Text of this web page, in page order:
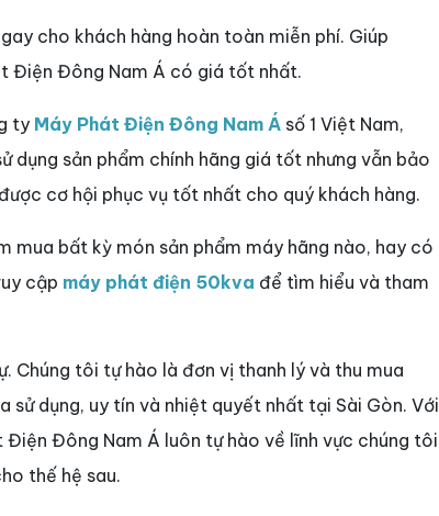
cho khách hàng hoàn toàn miễn phí. Giúp
Điện Đông Nam Á có giá tốt nhất.
ty Máy Phát Điện Đông Nam Á số 1 Việt Nam,
dụng sản phẩm chính hãng giá tốt nhưng vẫn bảo
cơ hội phục vụ tốt nhất cho quý khách hàng.
mua bất kỳ món sản phẩm máy hãng nào, hay có
cập máy phát điện 50kva để tìm hiểu và tham
Chúng tôi tự hào là đơn vị thanh lý và thu mua
sử dụng, uy tín và nhiệt quyết nhất tại Sài Gòn. Với
Điện Đông Nam Á luôn tự hào về lĩnh vực chúng tôi
thế hệ sau.